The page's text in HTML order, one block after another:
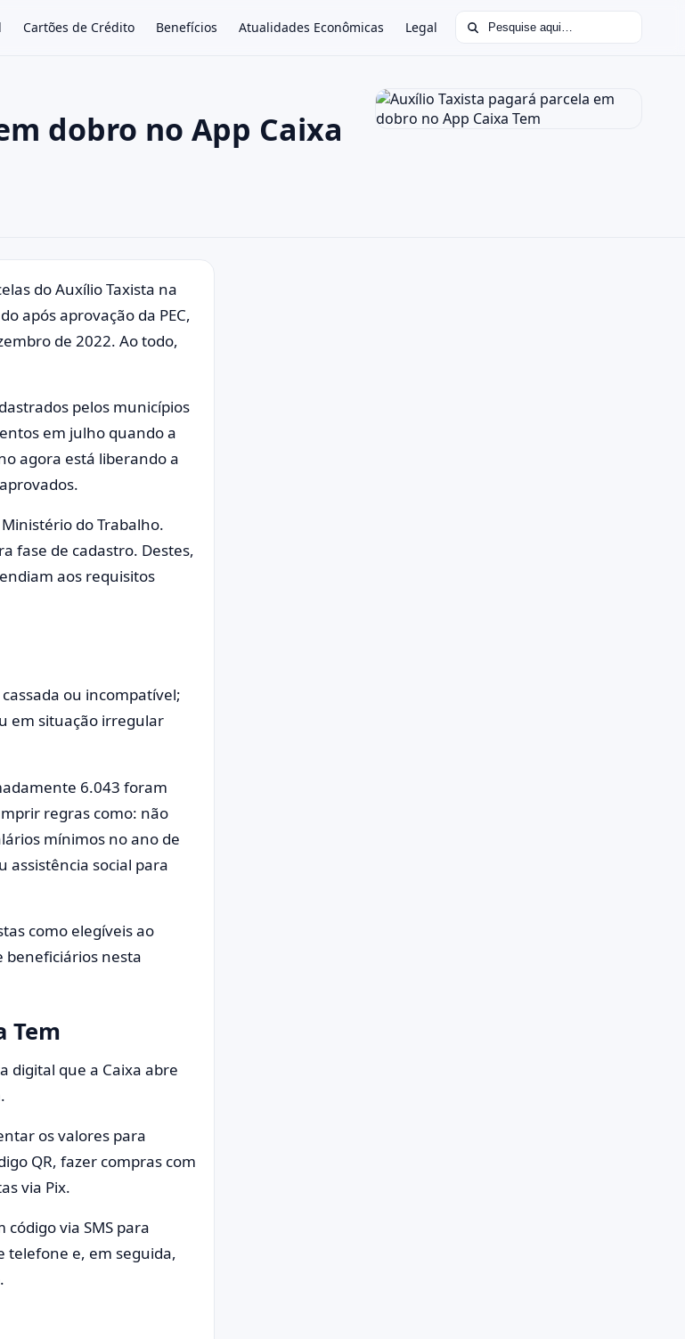
Cartões de Crédito Benefícios Atualidades Econômicas Legal Buscar por:
×
dobro no App Caixa
do Auxílio Taxista na
após aprovação da PEC,
de 2022. Ao todo,
pelos municípios
em julho quando a
agora está liberando a
do Trabalho.
fase de cadastro. Destes,
aos requisitos
ou incompatível;
em situação irregular
6.043 foram
regras como: não
mínimos no ano de
assistência social para
como elegíveis ao
beneficiários nesta
Tem
digital que a Caixa abre
os valores para
QR, fazer compras com
via Pix.
via SMS para
telefone e, em seguida,